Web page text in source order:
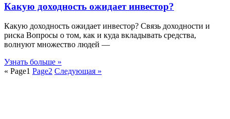
Какую доходность ожидает инвестор?
Какую доходность ожидает инвестор? Связь доходности и
риска Вопросы о том, как и куда вкладывать средства,
волнуют множество людей —
Узнать больше »
« Page1 Page2 Следующая »